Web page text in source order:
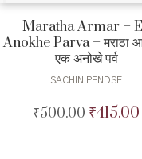
Maratha Armar –
Anokhe Parva – मराठा
एक अनोखे पर्व
SACHIN PENDSE
₹500.00 Original
₹415.00